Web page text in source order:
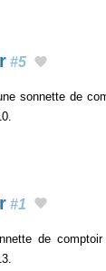
#5
sonnette de
#1
de